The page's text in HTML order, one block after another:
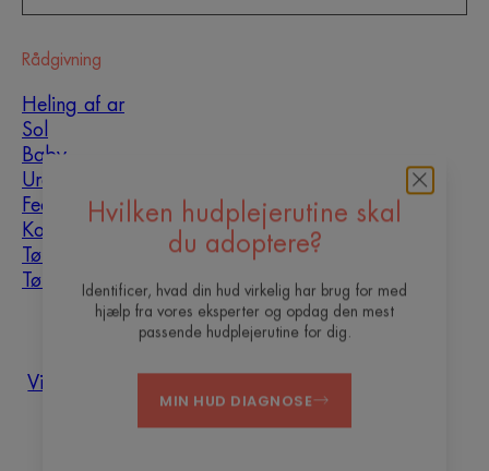
Hvilken hudplejerutine skal
du adoptere?
Identificer, hvad din hud virkelig har brug for med
hjælp fra vores eksperter og opdag den mest
passende hudplejerutine for dig.
MIN HUD DIAGNOSE
Rådgivning
Heling af ar
Sol
Baby
Uren hud
Fedtet og uren hud
Kombineret hud
Tør hud
Tørhed og dehydrering
Om os
Vil du være vores content
creator ?
Kontakt